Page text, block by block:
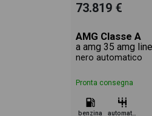
73.819 €
AMG Classe A
nero automatico
Pronta consegna
benzina automatico